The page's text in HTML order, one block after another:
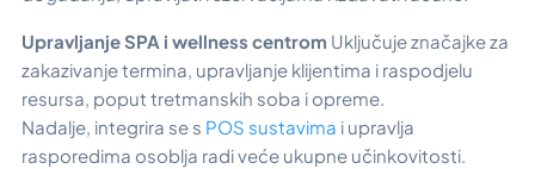
Upravljanje SPA i wellness centrom Uključuje značajke za
zakazivanje termina, upravljanje klijentima i raspodjelu
resursa, poput tretmanskih soba i opreme.
Nadalje, integrira se s POS sustavima i upravlja
rasporedima osoblja radi veće ukupne učinkovitosti.